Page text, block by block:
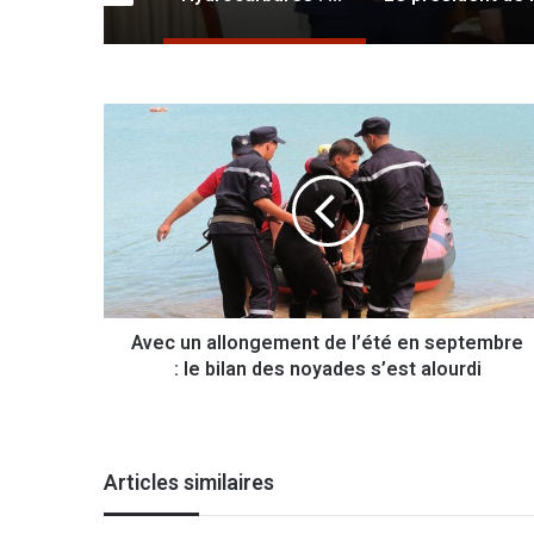
L’ES Sétif écope de 24.000 dollars d’amende
l
l
n
t
Avec un allongement de l’été en septembre
: le bilan des noyades s’est alourdi
Articles similaires